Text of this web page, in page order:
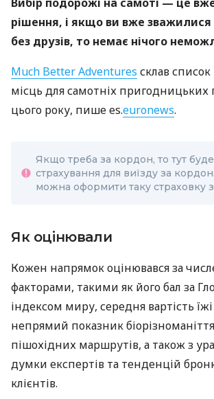
рішення, і якщо ви вже
без друзів, то немає нічого
Much Better Adventures склав
місць для самотніх
цього року, пише es.euronews.
Якщо треба за кордон, то тут
страхування для виїзду за
можна оформити таку страховку
Як оцінювали
Кожен напрямок оцінювався за
факторами, такими як його бал за
індексом миру, середня вартість
непрямий показник біорізноманіття
пішохідних маршрутів, а також з
думки експертів та тенденцій
клієнтів.